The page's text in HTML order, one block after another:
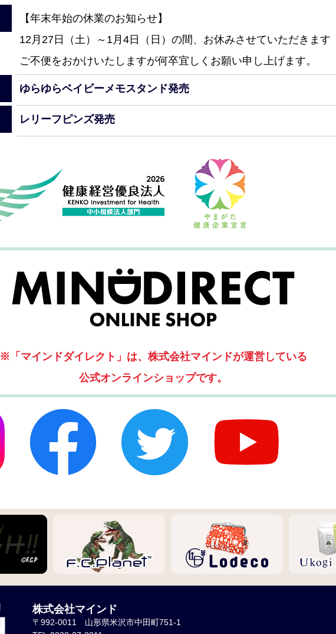
【年末年始の休業のお知らせ】
12月27日（土）～1月4日（日）の間、お休みさせていただきます
ご不便をおかけいたしますが何卒宜しくお願い申し上げます。
ゆらゆらベイビーメモスタンド発売
レリーフピンズ発売
※「マインドダイレクト」は、株式会社マインドが運営している
公式オンラインショップです。
株式会社マインド
〒992-0011 山形県米沢市中田町751-1